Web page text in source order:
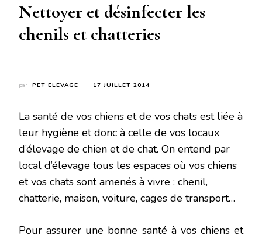
Nettoyer et désinfecter les
chenils et chatteries
par PET ELEVAGE 17 JUILLET 2014
La santé de vos chiens et de vos chats est liée à
leur hygiène et donc à celle de vos locaux
d’élevage de chien et de chat. On entend par
local d’élevage tous les espaces où vos chiens
et vos chats sont amenés à vivre : chenil,
chatterie, maison, voiture, cages de transport…
Pour assurer une bonne santé à vos chiens et